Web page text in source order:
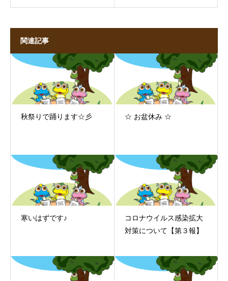
関連記事
秋祭りで踊ります☆彡 ☆ お盆休み ☆
寒いはずです♪
コロナウイルス感染拡大
対策について【第３報】